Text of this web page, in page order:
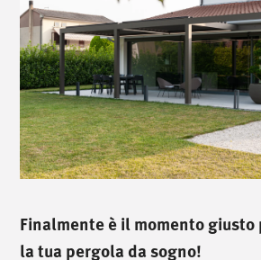
Finalmente è il momento
la tua pergola da sogno!